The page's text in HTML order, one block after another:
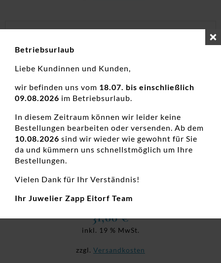
Creolen, Damenohrschmuck, Neuheiten, Silber
Creolen 925 Ag
31,00€
inkl. 19 % MwSt.
zzgl. Versandkosten
Betriebsurlaub
Liebe Kundinnen und Kunden,
wir befinden uns vom 18.07. bis einschließlich
09.08.2026 im Betriebsurlaub.
In diesem Zeitraum können wir leider keine
Bestellungen bearbeiten oder versenden. Ab dem
10.08.2026 sind wir wieder wie gewohnt für Sie
da und kümmern uns schnellstmöglich um Ihre
Bestellungen.
Vielen Dank für Ihr Verständnis!
Ihr Juwelier Zapp Eitorf Team